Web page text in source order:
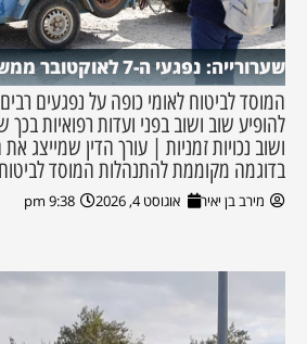
שערורייה: נפגעי ה-7 לאוקטובר ממשיכים להיפגע
להופיע שוב ושוב בפני ועדות רפואיות
ושוב נכויות זמניות | עורך הדין שמייצג
בדוגמה מקוממת להתנהלות המוסד
מירב בן יאיר אוגוסט 4, 2026 9:38 pm